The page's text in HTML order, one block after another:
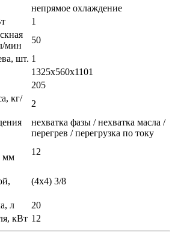
непрямое охлаждение
1
мин
50
шт. 1
1325х560х1101
205
кг/
2
нехватка фазы / нехватка масла /
перегрев / перегрузка по току
мм
12
(4х4) 3/8
л
20
кВт 12